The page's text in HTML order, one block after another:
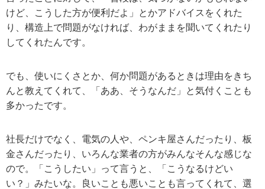
けど、こうした方が便利だよ」とかアドバイスをくれた
り、構造上で問題がなければ、わがままを聞いてくれたり
してくれたんです。
でも、使いにくさとか、何か問題があるときは理由をきち
んと教えてくれて、「ああ、そうなんだ」と気付くことも
多かったです。
社長だけでなく、電気の人や、ペンキ屋さんだったり、板
金さんだったり、いろんな業者の方がみんなそんな感じな
ので。「こうしたい」って言うと、「こうなるけどい
い？」みたいな。良いことも悪いことも言ってくれて、選